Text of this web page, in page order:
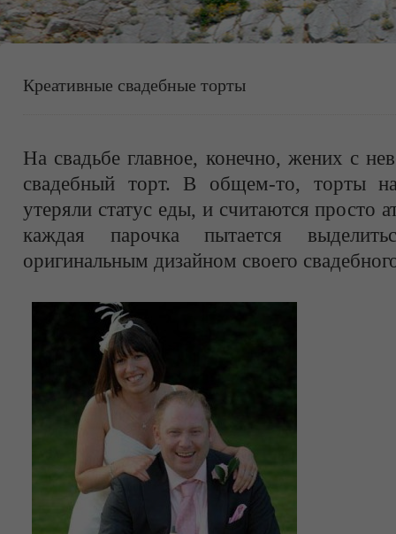
Креативные свадебные торты
На свадьбе главное, конечно, жених с
свадебный торт. В общем-то, торты
утеряли статус еды, и считаются просто
каждая парочка пытается
оригинальным дизайном своего